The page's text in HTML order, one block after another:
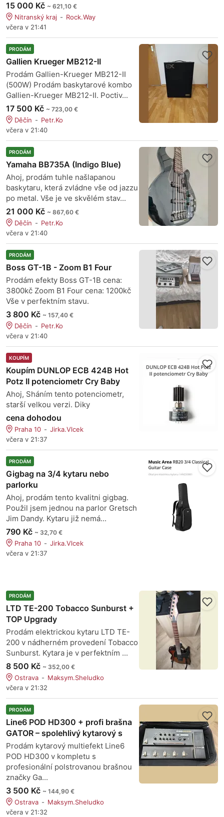
15 000 Kč ~ 621,10 €
Nitranský kraj
Rock.Way
včera v 21:41
PRODÁM
Gallien Krueger MB212-II
Prodám Gallien-Krueger MB212-II
(500W) Prodám baskytarové kombo
Gallien-Krueger MB212-II. Poctiv...
17 500 Kč ~ 723,00 €
Děčín
Petr.Ko
včera v 21:40
PRODÁM
Yamaha BB735A (Indigo Blue)
Ahoj, prodám tuhle našlapanou
baskytaru, která zvládne vše od jazzu
po metal. Vše je ve skvělém stav...
21 000 Kč ~ 867,60 €
Děčín
Petr.Ko
včera v 21:40
PRODÁM
Boss GT-1B - Zoom B1 Four
Prodám efekty Boss GT-1B cena:
3800kč Zoom B1 Four cena: 1200kč
Vše v perfektním stavu.
3 800 Kč ~ 157,40 €
Děčín
Petr.Ko
včera v 21:40
KOUPÍM
Koupím DUNLOP ECB 424B Hot
Potz II potenciometr Cry Baby
Ahoj, Sháním tento potenciometr,
starší velkou verzi. Diky
cena dohodou
Praha 10
Jirka.Vlcek
včera v 21:37
PRODÁM
Gigbag na 3/4 kytaru nebo
parlorku
Ahoj, prodám tento kvalitni gigbag.
Použil jsem jednou na parlor Gretsch
Jim Dandy. Kytaru již nemá...
790 Kč ~ 32,70 €
Praha 10
Jirka.Vlcek
včera v 21:37
PRODÁM
LTD TE-200 Tobacco Sunburst +
TOP Upgrady
Prodám elektrickou kytaru LTD TE-
200 v nádherném provedení Tobacco
Sunburst. Kytara je v perfektním ...
8 500 Kč ~ 352,00 €
Ostrava
Maksym.Sheludko
včera v 21:32
PRODÁM
Line6 POD HD300 + profi brašna
GATOR – spolehlivý kytarový s
Prodám kytarový multiefekt Line6
POD HD300 v kompletu s
profesionální polstrovanou brašnou
značky Ga...
3 500 Kč ~ 144,90 €
Ostrava
Maksym.Sheludko
včera v 21:32